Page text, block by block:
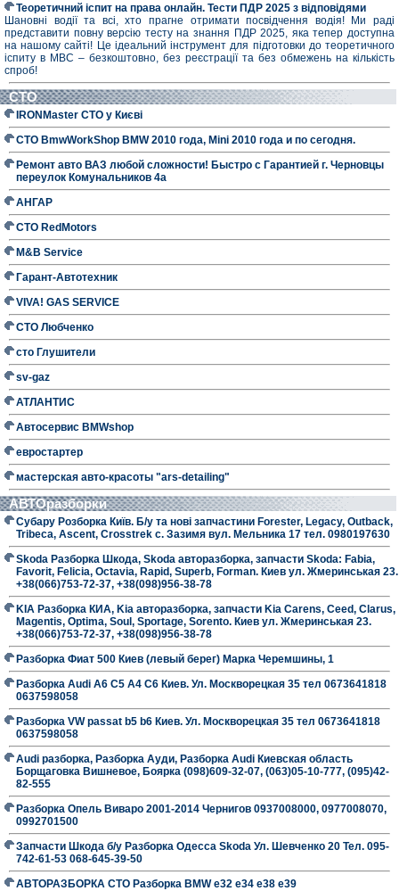
Теоретичний іспит на права онлайн. Тести ПДР 2025 з відповідями
Шановні водії та всі, хто прагне отримати посвідчення водія! Ми раді
представити повну версію тесту на знання ПДР 2025, яка тепер доступна
на нашому сайті! Це ідеальний інструмент для підготовки до теоретичного
іспиту в МВС – безкоштовно, без реєстрації та без обмежень на кількість
спроб!
СТО
IRONMaster СТО у Києві
СТО BmwWorkShop BMW 2010 года, Mini 2010 года и по сегодня.
Ремонт авто ВАЗ любой сложности! Быстро с Гарантией г. Черновцы
переулок Комунальников 4а
АНГАР
СТО RedMotors
M&B Service
Гарант-Автотехник
VIVA! GAS SERVICE
СТО Любченко
сто Глушители
sv-gaz
АТЛАНТИС
Автосервис BMWshop
евростартер
мастерская авто-красоты "ars-detailing"
АВТОразборки
Субару Розборка Київ. Б/у та нові запчастини Forester, Legacy, Outback,
Tribeca, Ascent, Crosstrek с. Зазимя вул. Мельника 17 тел. 0980197630
Skoda Разборка Шкода, Skoda авторазборка, запчасти Skoda: Fabia,
Favorit, Felicia, Octavia, Rapid, Superb, Forman. Киев ул. Жмеринськая 23.
+38(066)753-72-37, +38(098)956-38-78
KIA Разборка КИА, Kia авторазборка, запчасти Kia Carens, Ceed, Clarus,
Magentis, Optima, Soul, Sportage, Sorento. Киев ул. Жмеринськая 23.
+38(066)753-72-37, +38(098)956-38-78
Разборка Фиат 500 Киев (левый берег) Марка Черемшины, 1
Разборка Audi A6 C5 A4 C6 Киев. Ул. Москворецкая 35 тел 0673641818
0637598058
Разборка VW passat b5 b6 Киев. Ул. Москворецкая 35 тел 0673641818
0637598058
Audi разборка, Разборка Ауди, Разборка Audi Киевская область
Борщаговка Вишневое, Боярка (098)609-32-07, (063)05-10-777, (095)42-
82-555
Разборка Опель Виваро 2001-2014 Чернигов 0937008000, 0977008070,
0992701500
Запчасти Шкода б/у Разборка Одесса Skoda Ул. Шевченко 20 Тел. 095-
742-61-53 068-645-39-50
АВТОРАЗБОРКА СТО Разборка BMW е32 е34 е38 е39